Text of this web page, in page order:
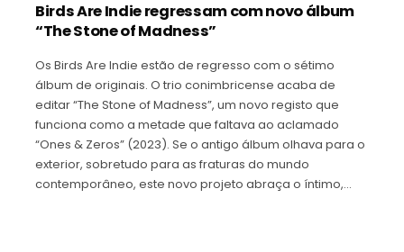
Birds Are Indie regressam com novo álbum
“The Stone of Madness”
Os Birds Are Indie estão de regresso com o sétimo
álbum de originais. O trio conimbricense acaba de
editar “The Stone of Madness”, um novo registo que
funciona como a metade que faltava ao aclamado
“Ones & Zeros” (2023). Se o antigo álbum olhava para o
exterior, sobretudo para as fraturas do mundo
contemporâneo, este novo projeto abraça o íntimo,…